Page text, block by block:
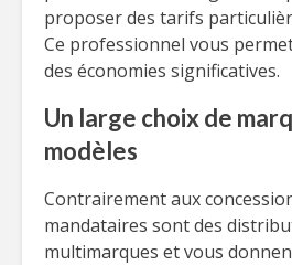
proposer des tarifs
Ce professionnel vous
des économies significatives.
Un large choix de
modèles
Contrairement aux
mandataires sont des
multimarques et vous